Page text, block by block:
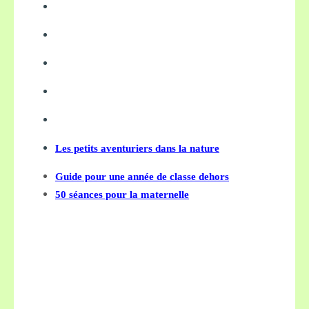
Les petits aventuriers dans la nature
Guide pour une année de classe dehors
50 séances pour la maternelle